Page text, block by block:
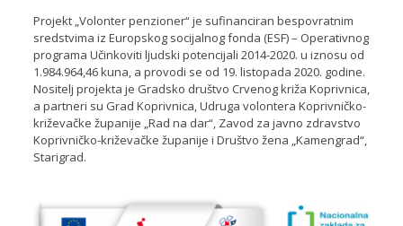
Projekt „Volonter penzioner“ je sufinanciran bespovratnim
sredstvima iz Europskog socijalnog fonda (ESF) – Operativnog
programa Učinkoviti ljudski potencijali 2014-2020. u iznosu od
1.984.964,46 kuna, a provodi se od 19. listopada 2020. godine.
Nositelj projekta je Gradsko društvo Crvenog križa Koprivnica,
a partneri su Grad Koprivnica, Udruga volontera Koprivničko-
križevačke županije „Rad na dar“, Zavod za javno zdravstvo
Koprivničko-križevačke županije i Društvo žena „Kamengrad“,
Starigrad.